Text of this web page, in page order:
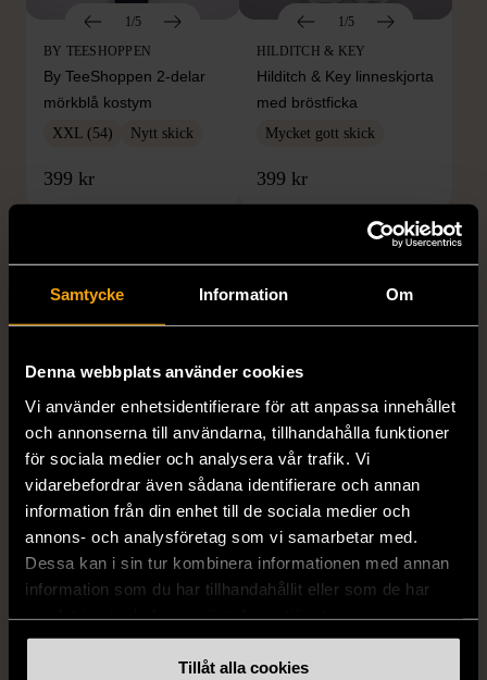
Samtycke Information Om
Denna webbplats använder cookies
Vi använder enhetsidentifierare för att anpassa innehållet
och annonserna till användarna, tillhandahålla funktioner
för sociala medier och analysera vår trafik. Vi
vidarebefordrar även sådana identifierare och annan
information från din enhet till de sociala medier och
annons- och analysföretag som vi samarbetar med.
Dessa kan i sin tur kombinera informationen med annan
information som du har tillhandahållit eller som de har
Tillåt alla cookies
1/5
BY TEESHOPPEN
By TeeShoppen 2-delar
mörkblå kostym
XXL (54) Nytt skick
399 kr
1/5
HILDITCH & KEY
Hilditch & Key linneskjorta
med bröstficka
Mycket gott skick
399 kr
1/5
DRESSMANN
Dressmann -
Kostymbyxor med
pressveck
Gott skick
1/5
BONDELID
Bondelid - Randig skjorta
- Blå vit
XL (52)
Mycket gott skick